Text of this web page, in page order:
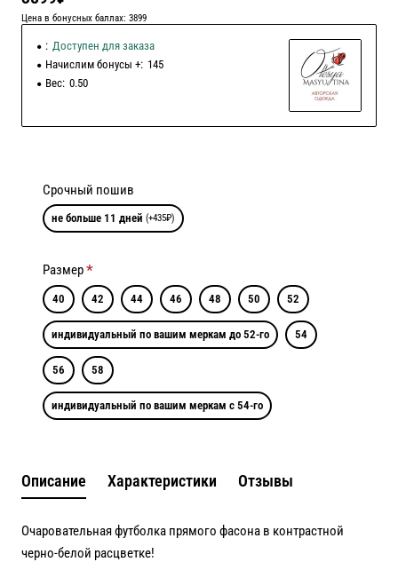
Цена в бонусных баллах: 3899
: Доступен для заказа
Начислим бонусы +: 145
Вес: 0.50
Срочный пошив
не больше 11 дней (+435₽)
Размер
40 42 44 46 48 50 52
индивидуальный по вашим меркам до 52-го 54
56 58
индивидуальный по вашим меркам с 54-го
Описание Характеристики Отзывы
Очаровательная футболка прямого фасона в контрастной
черно-белой расцветке!